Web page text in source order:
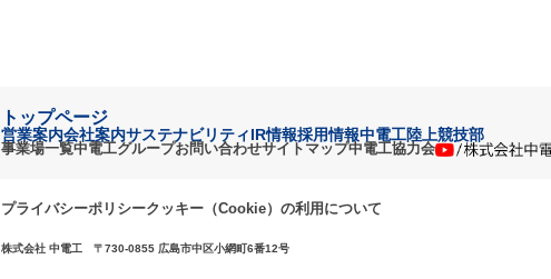
トップページ
営業案内会社案内サステナビリティIR情報採用情報中電工陸上競技部
事業場一覧中電工グループお問い合わせサイトマップ中電工協力会
プライバシーポリシークッキー（Cookie）の利用について
株式会社 中電工 〒730-0855 広島市中区小網町6番12号